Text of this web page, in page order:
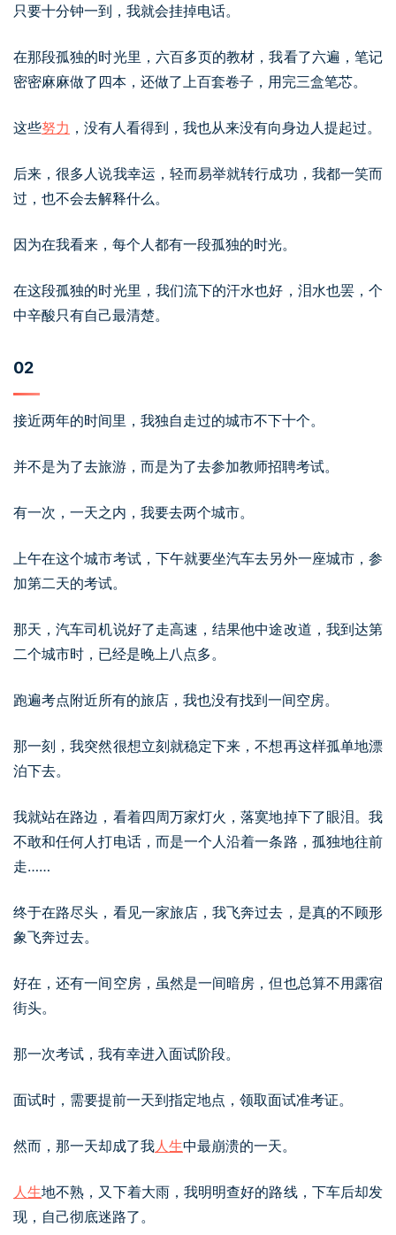
只要十分钟一到，我就会挂掉电话。
在那段孤独的时光里，六百多页的教材，我看了六遍，笔记
密密麻麻做了四本，还做了上百套卷子，用完三盒笔芯。
这些努力 ，没有人看得到，我也从来没有向身边人提起过。
后来，很多人说我幸运，轻而易举就转行成功，我都一笑而
过，也不会去解释什么。
因为在我看来，每个人都有一段孤独的时光。
在这段孤独的时光里，我们流下的汗水也好，泪水也罢，个
中辛酸只有自己最清楚。
02
接近两年的时间里，我独自走过的城市不下十个。
并不是为了去旅游，而是为了去参加教师招聘考试。
有一次，一天之内，我要去两个城市。
上午在这个城市考试，下午就要坐汽车去另外一座城市，参
加第二天的考试。
那天，汽车司机说好了走高速，结果他中途改道，我到达第
二个城市时，已经是晚上八点多。
跑遍考点附近所有的旅店，我也没有找到一间空房。
那一刻，我突然很想立刻就稳定下来，不想再这样孤单地漂
泊下去。
我就站在路边，看着四周万家灯火，落寞地掉下了眼泪。我
不敢和任何人打电话，而是一个人沿着一条路，孤独地往前
走……
终于在路尽头，看见一家旅店，我飞奔过去，是真的不顾形
象飞奔过去。
好在，还有一间空房，虽然是一间暗房，但也总算不用露宿
街头。
那一次考试，我有幸进入面试阶段。
面试时，需要提前一天到指定地点，领取面试准考证。
然而，那一天却成了我 人生中最崩溃的一天。
人生地不熟，又下着大雨，我明明查好的路线，下车后却发
现，自己彻底迷路了。